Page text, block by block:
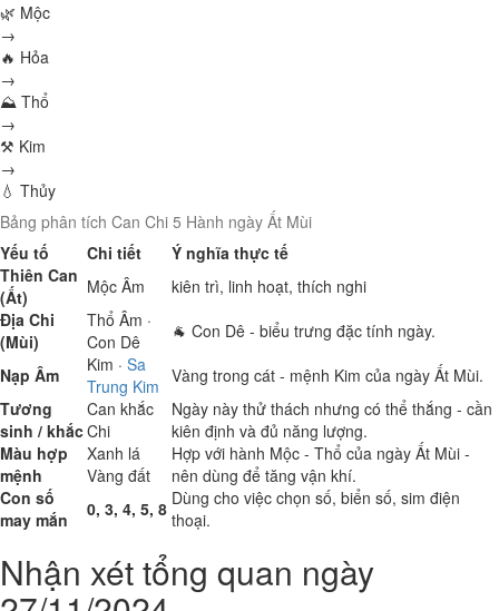
🌿 Mộc
→
🔥 Hỏa
→
⛰ Thổ
→
⚒ Kim
→
💧 Thủy
Bảng phân tích Can Chi 5 Hành ngày Ất Mùi
Yếu tố
Chi tiết
Ý nghĩa thực tế
Thiên Can
(Ất)
Mộc Âm
kiên trì, linh hoạt, thích nghi
Địa Chi
(Mùi)
Thổ Âm ·
Con Dê
🐐 Con Dê - biểu trưng đặc tính ngày.
Nạp Âm
Kim · Sa
Trung Kim Vàng trong cát - mệnh Kim của ngày Ất Mùi.
Tương
sinh / khắc
Can khắc
Chi
Ngày này thử thách nhưng có thể thắng - cần
kiên định và đủ năng lượng.
Màu hợp
mệnh
Xanh lá
Vàng đất
Hợp với hành Mộc - Thổ của ngày Ất Mùi -
nên dùng để tăng vận khí.
Con số
may mắn
0, 3, 4, 5, 8 Dùng cho việc chọn số, biển số, sim điện
thoại.
Nhận xét tổng quan ngày